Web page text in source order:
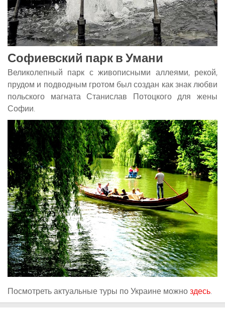
Софиевский парк в Умани
Великолепный парк с живописными аллеями, рекой,
прудом и подводным гротом был создан как знак любви
польского магната Станислав Потоцкого для жены
Софии.
Посмотреть актуальные туры по Украине можно здесь.